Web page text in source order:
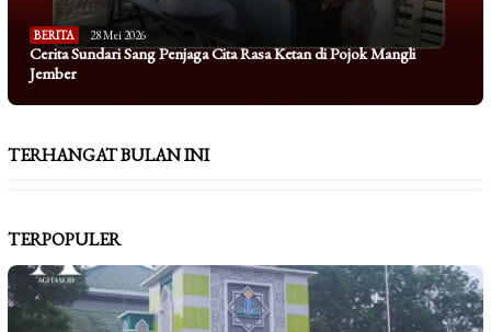
BERITA 28 Mei 2026
Cerita Sundari Sang Penjaga Cita Rasa Ketan di Pojok Mangli
Jember
TERHANGAT BULAN INI
TERPOPULER